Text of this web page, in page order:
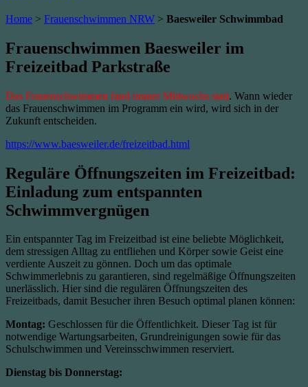
Home > Frauenschwimmen NRW > Baesweiler Schwimmbad
Frauenschwimmen Baesweiler im
Freizeitbad Parkstraße
Das Frauenschwimmen fand immer Mittwochs statt. Wann wieder
das Frauenschwimmen im Programm ein wird, wird sich in der
Zukunft entscheiden.
https://www.baesweiler.de/freizeitbad.html
Reguläre Öffnungszeiten im Freizeitbad:
Einladung zum entspannten
Schwimmvergnügen
Ein entspannter Tag im Freizeitbad ist eine beliebte Möglichkeit,
dem stressigen Alltag zu entfliehen und Körper sowie Geist eine
verdiente Auszeit zu gönnen. Doch um das optimale
Schwimmerlebnis zu garantieren, sind regelmäßige Öffnungszeiten
unerlässlich. Hier sind die regulären Öffnungszeiten des
Freizeitbads, damit Besucher ihren Besuch optimal planen können:
Montag: Geschlossen für die Öffentlichkeit. Dieser Tag ist für
notwendige Wartungsarbeiten, Grundreinigungen sowie für das
Schulschwimmen und Vereinsschwimmen reserviert.
Dienstag bis Donnerstag: